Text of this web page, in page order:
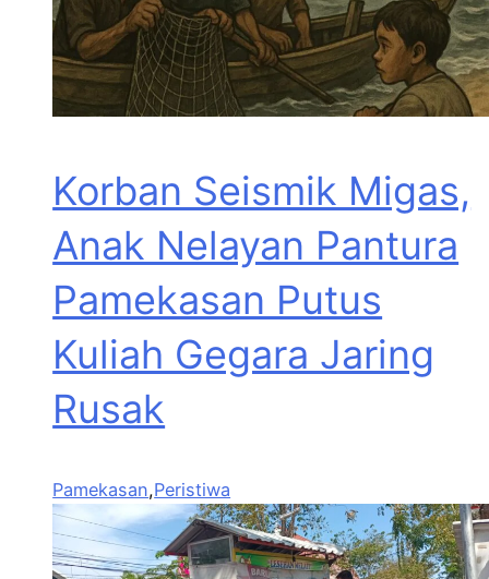
Korban Seismik Migas,
Anak Nelayan Pantura
Pamekasan Putus
Kuliah Gegara Jaring
Rusak
Pamekasan,Peristiwa